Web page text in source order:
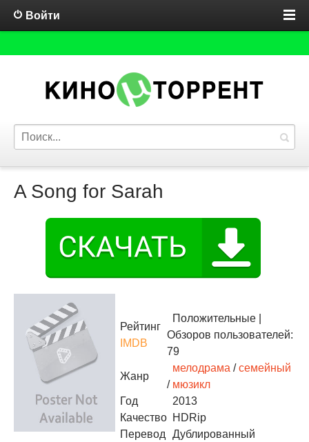
Войти
A Song for Sarah
Рейтинг
IMDB
Положительные
Обзоров пользователей:
79
Жанр
мелодрама /семейный
/ мюзикл
Год
2013
Качество HDRip
Перевод
Дублированный